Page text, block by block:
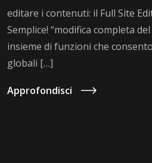
editare i contenuti: il Full Site
Semplice! “modifica completa
insieme di funzioni che
globali […]
Approfondisci